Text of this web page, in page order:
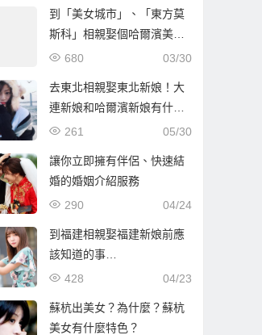
到「美女城市」、「東方莫
斯科」相親娶個哈爾濱美
女！
03/30
680
去東北相親娶東北新娘！大
連新娘和哈爾濱新娘有什麼
不同？
05/30
261
讓你立即擁有伴侶、快速結
婚的婚姻介紹服務
04/24
290
到福建相親娶福建新娘前應
該知道的事…
04/23
428
蘇杭出美女？為什麼？蘇杭
美女有什麼特色？